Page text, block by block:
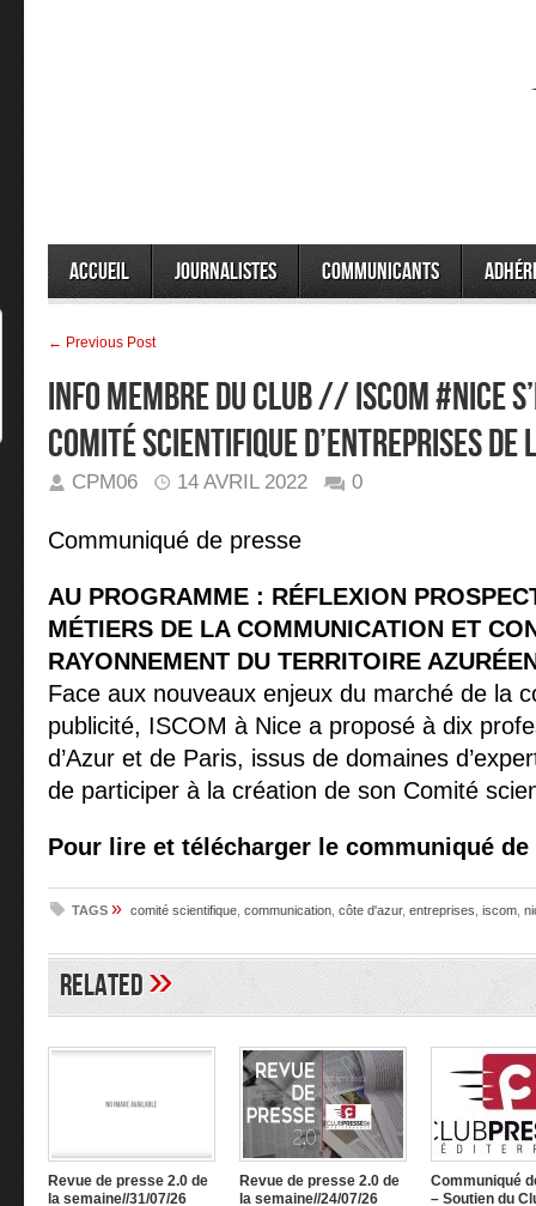
Accueil Journalistes Communicants
← Previous Post
INFO MEMBRE DU CLUB // ISCOM #Nice
comité scientifique d’entreprises de
CPM06 14 AVRIL 2022 0
Communiqué de presse
AU PROGRAMME : RÉFLEXION
MÉTIERS DE LA COMMUNICATION ET
RAYONNEMENT DU TERRITOIRE
Face aux nouveaux enjeux du marché de la
publicité, ISCOM à Nice a proposé à dix
d’Azur et de Paris, issus de domaines
de participer à la création de son Comité
Pour lire et télécharger le communiqué
TAGS » comité scientifique communication côte d'azur, entreprises iscom
Related»
Revue de presse 2.0 de
la semaine//31/07/26
Revue de presse 2.0 de
la semaine//24/07/26
Communiqué
– Soutien du